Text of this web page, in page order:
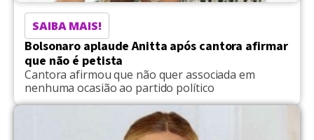
SAIBA MAIS!
Bolsonaro aplaude Anitta após cantora afirmar
que não é petista
Cantora afirmou que não quer associada em
nenhuma ocasião ao partido político